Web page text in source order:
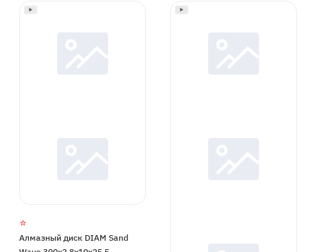
Алмазный диск DIAM Sand